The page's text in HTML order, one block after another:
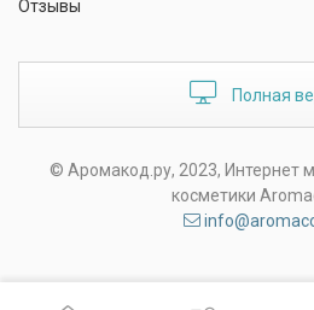
Отзывы
Полная
© Аромакод.ру, 2023, Интернет
косметики